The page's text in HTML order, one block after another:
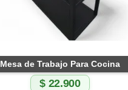
Mesa de Trabajo Para Cocina
$22.900